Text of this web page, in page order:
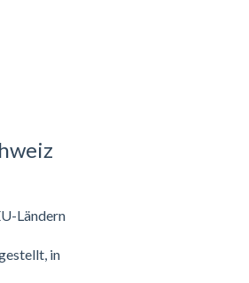
Ländern
in